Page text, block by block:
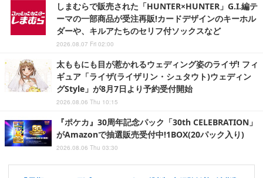
しまむらで販売された「HUNTER×HUNTER」G.I.編テ
ーマの一部商品が受注再販!カードデザインのキーホル
ダーや、キルアたちのセリフ付ソックスなど
2026.08.07 Fri 02:00
太ももにも目が惹かれるウェディング姿のライザ! フィ
ギュア「ライザ(ライザリン・シュタウト)ウェディン
グStyle」が8月7日より予約受付開始
2026.08.06 Thu 10:15
『ポケカ』30周年記念パック「30th CELEBRATION」
がAmazonで抽選販売受付中!1BOX(20パック入り)
2026.08.06 Thu 03:30